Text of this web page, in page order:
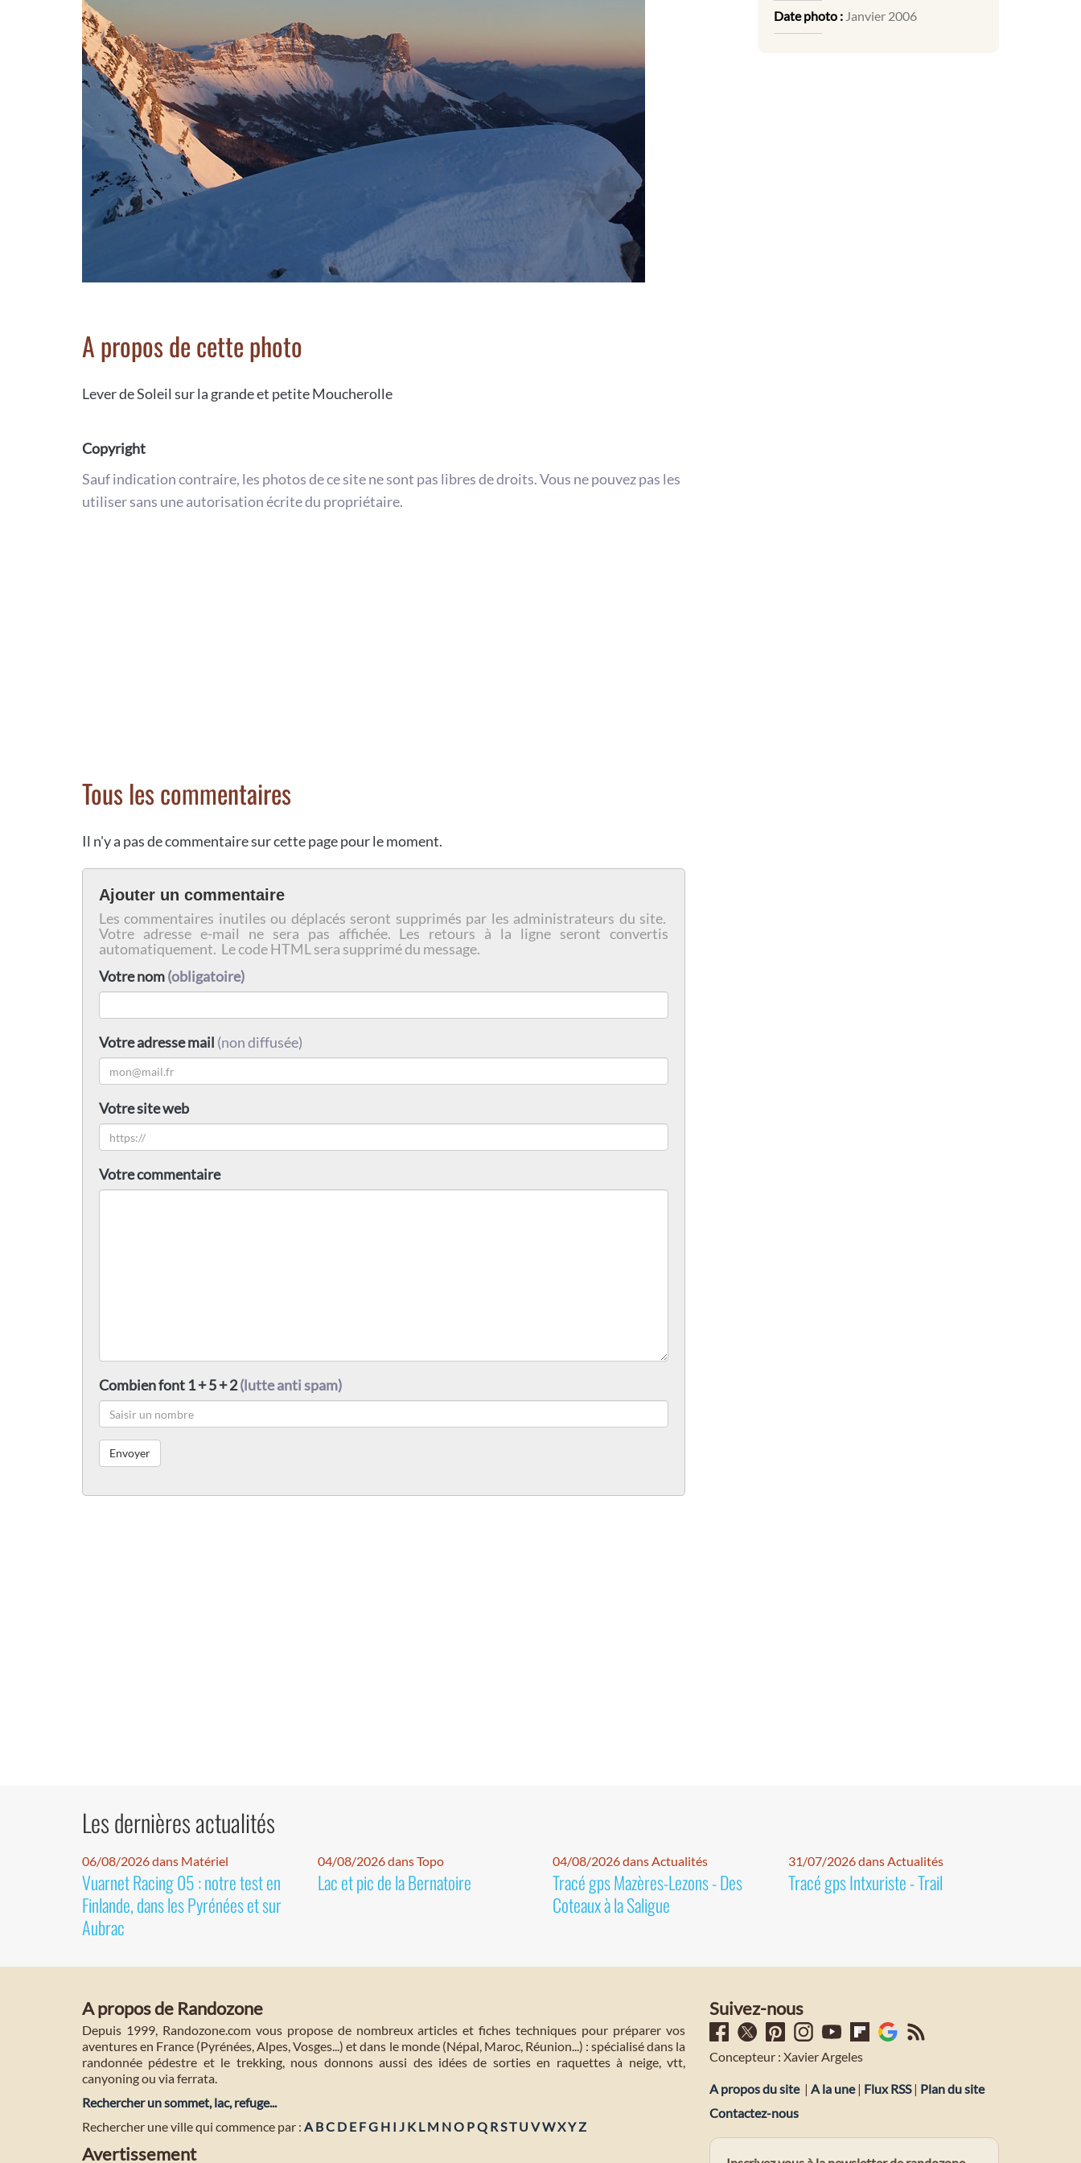
A propos de cette photo
Lever de Soleil sur la grande et petite Moucherolle
Copyright
Sauf indication contraire, les photos de ce site ne sont pas libres de droits. Vous ne pouvez pas les
utiliser sans une autorisation écrite du propriétaire.
Tous les commentaires
Il n'y a pas de commentaire sur cette page pour le moment.
Ajouter un commentaire
Les commentaires inutiles ou déplacés seront supprimés par les administrateurs du site.
Votre adresse e-mail ne sera pas affichée. Les retours à la ligne seront convertis
automatiquement. Le code HTML sera supprimé du message.
Votre nom(obligatoire)
Votre adresse mail (non diffusée)
Votre site web
Votre commentaire
Combien font 1 + 5 + 2(lutte anti spam)
Date photo : Janvier 2006
Les dernières actualités
06/08/2026 dans Matériel
Vuarnet Racing 05 : notre test en
Finlande, dans les Pyrénées et sur
Aubrac
04/08/2026 dans Topo
Lac et pic de la Bernatoire
04/08/2026 dans Actualités
Tracé gps Mazères-Lezons - Des
Coteaux à la Saligue
31/07/2026 dans Actualités
Tracé gps Intxuriste - Trail
A propos de Randozone
Depuis 1999, Randozone.com vous propose de nombreux articles et fiches techniques pour préparer vos
aventures en France (Pyrénées, Alpes, Vosges...) et dans le monde (Népal, Maroc, Réunion...) : spécialisé dans la
randonnée pédestre et le trekking, nous donnons aussi des idées de sorties en raquettes à neige, vtt,
canyoning ou via ferrata.
Rechercher un sommet, lac, refuge...
Rechercher une ville qui commence par : A BC D E FG H I J K L M NO PQ RST U VWXYZ
Avertissement
Suivez-nous
Concepteur : Xavier Argeles
A propos du site | A la une| Flux RSS| Plan du site
Contactez-nous